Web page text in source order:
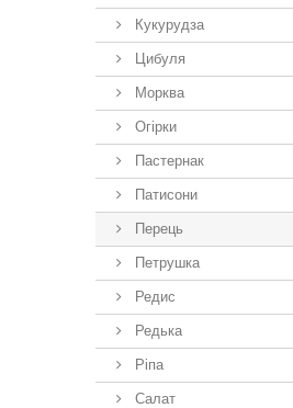
Кукурудза
Цибуля
Морква
Огірки
Пастернак
Патисони
Перець
Петрушка
Редис
Редька
Ріпа
Салат